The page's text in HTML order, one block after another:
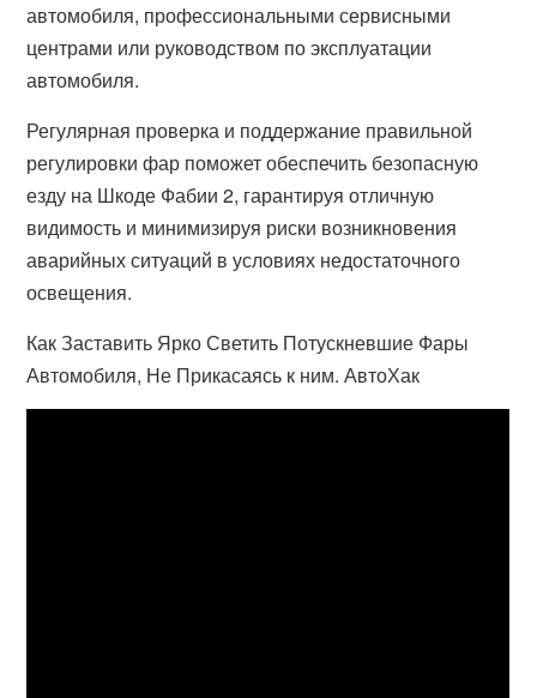
автомобиля, профессиональными сервисными
центрами или руководством по эксплуатации
автомобиля.
Регулярная проверка и поддержание правильной
регулировки фар поможет обеспечить безопасную
езду на Шкоде Фабии 2, гарантируя отличную
видимость и минимизируя риски возникновения
аварийных ситуаций в условиях недостаточного
освещения.
Как Заставить Ярко Светить Потускневшие Фары
Автомобиля, Не Прикасаясь к ним. АвтоХак